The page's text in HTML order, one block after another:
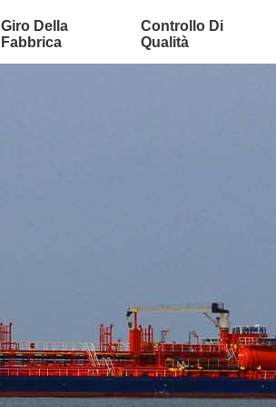
Giro Della
Fabbrica
Controllo Di
Qualità